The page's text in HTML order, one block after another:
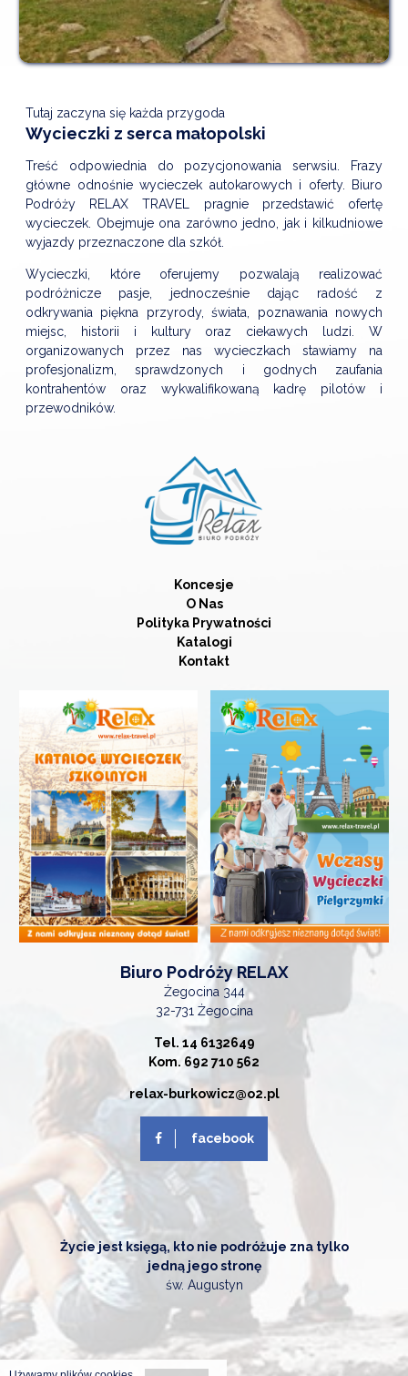
Biuro Podróży RELAX
Żegocina 344
32-731 Żegocina
Tel. 14 6132649
Kom. 692 710 562
relax-burkowicz@o2.pl
facebook
Koncesje
O Nas
Polityka Prywatności
Katalogi
Kontakt
Tutaj zaczyna się każda przygoda
Wycieczki z serca małopolski
Treść odpowiednia do pozycjonowania serwsiu. Frazy
główne odnośnie wycieczek autokarowych i oferty. Biuro
Podróży RELAX TRAVEL pragnie przedstawić ofertę
wycieczek. Obejmuje ona zarówno jedno, jak i kilkudniowe
wyjazdy przeznaczone dla szkół.
Wycieczki, które oferujemy pozwalają realizować
podróżnicze pasje, jednocześnie dając radość z
odkrywania piękna przyrody, świata, poznawania nowych
miejsc, historii i kultury oraz ciekawych ludzi. W
organizowanych przez nas wycieczkach stawiamy na
profesjonalizm, sprawdzonych i godnych zaufania
kontrahentów oraz wykwalifikowaną kadrę pilotów i
przewodników.
Życie jest księgą, kto nie podróżuje zna tylko
jedną jego stronę
św. Augustyn